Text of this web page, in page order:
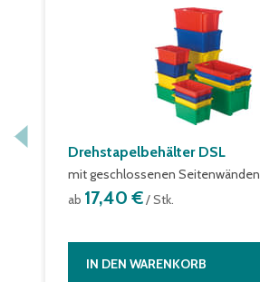
Drehstapelbehälter DSL
mit geschlossenen Seitenwänden
ab 17,40 €/ Stk.
IN DEN WARENKORB